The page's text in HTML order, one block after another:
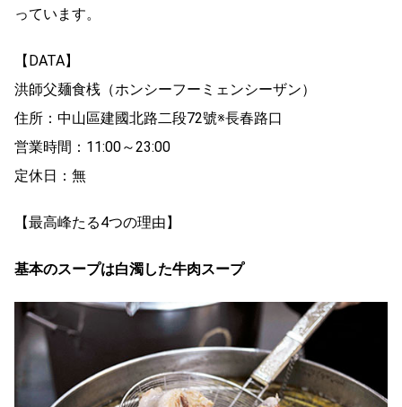
っています。
【DATA】
洪師父麺食桟（ホンシーフーミェンシーザン）
住所：中山區建國北路二段72號※長春路口
営業時間：11:00～23:00
定休日：無
【最高峰たる4つの理由】
基本のスープは白濁した牛肉スープ